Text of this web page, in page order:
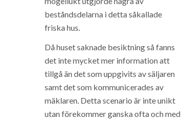
beståndsdelarna i detta såkallade
friska hus.
Då huset saknade besiktning så fanns
det inte mycket mer information att
tillgå än det som uppgivits av säljaren
samt det som kommunicerades av
mäklaren. Detta scenario är inte unikt
utan förekommer ganska ofta och med